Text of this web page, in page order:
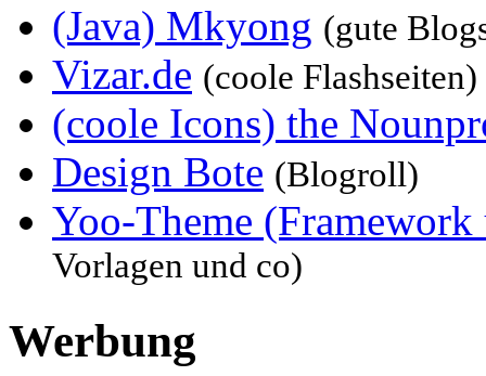
(Java) Mkyong (gute
Vizar.de (coole Flashseiten)
(coole Icons) the
Design Bote (Blogroll)
Yoo-Theme (Framework
Vorlagen und co)
Werbung